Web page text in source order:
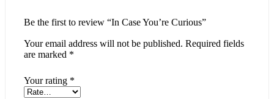
Be the first to review “In Case You’re Curious”
Your email address will not be published. Required fields
are marked *
Your rating *